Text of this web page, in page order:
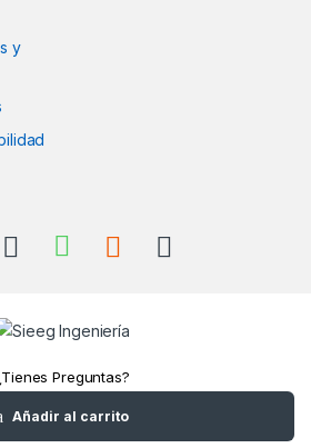
Añadir al carrito
y
Preguntas?
Llámanos
+52(961)1180157